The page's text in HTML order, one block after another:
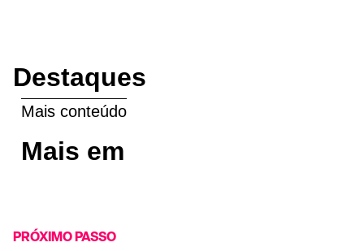
Destaques
Mais conteúdo
Mais em
PRÓXIMO PASSO